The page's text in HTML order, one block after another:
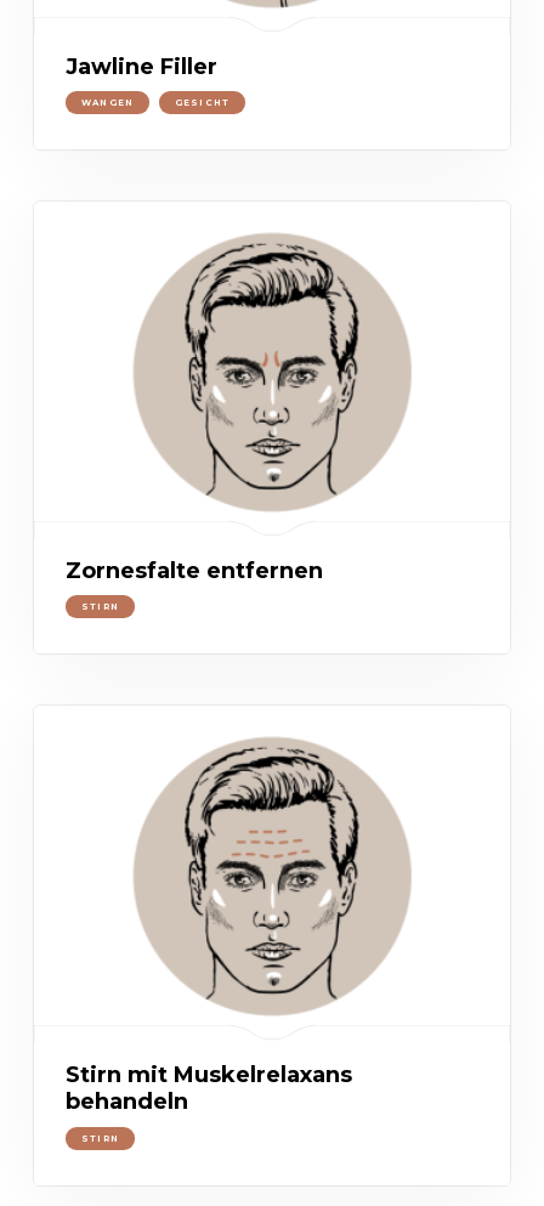
Jawline Filler
WANGEN GESICHT
Zornesfalte entfernen
STIRN
Stirn mit Muskelrelaxans
behandeln
STIRN